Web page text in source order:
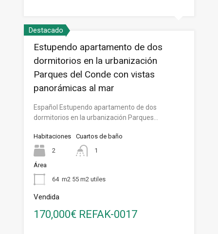
Destacado
Estupendo apartamento de dos
dormitorios en la urbanización
Parques del Conde con vistas
panorámicas al mar
Español Estupendo apartamento de dos
dormitorios en la urbanización Parques…
Habitaciones
2
Cuartos de baño
1
Área
64 m2 55 m2 utiles
Vendida
170,000€ REFAK-0017